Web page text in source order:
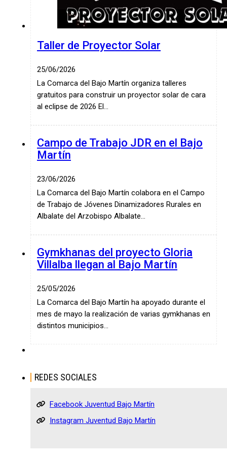
Taller de Proyector Solar
25/06/2026
La Comarca del Bajo Martín organiza talleres
gratuitos para construir un proyector solar de cara
al eclipse de 2026 El…
Campo de Trabajo JDR en el Bajo
Martín
23/06/2026
La Comarca del Bajo Martín colabora en el Campo
de Trabajo de Jóvenes Dinamizadores Rurales en
Albalate del Arzobispo Albalate…
Gymkhanas del proyecto Gloria
Villalba llegan al Bajo Martín
25/05/2026
La Comarca del Bajo Martín ha apoyado durante el
mes de mayo la realización de varias gymkhanas en
distintos municipios…
REDES SOCIALES
Facebook Juventud Bajo Martín
Instagram Juventud Bajo Martín